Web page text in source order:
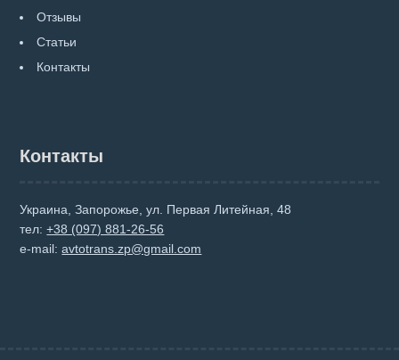
Отзывы
Статьи
Контакты
Контакты
Украина, Запорожье, ул. Первая Литейная, 48
тел:+38 (097) 881-26-56
e-mail:avtotrans.zp@gmail.com